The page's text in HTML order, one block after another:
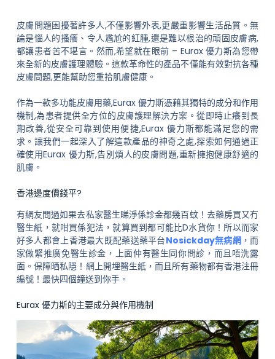
皮膚問題困擾著許多人,不僅影響外表,更嚴重影響生活品質。無
論是惱人的搔癢、令人尷尬的紅腫,還是難以根治的頑固皮膚病,
都讓患者苦不堪言。然而,希望就在眼前 – Eurax 優力斯為您帶
來全新的皮膚護理體驗。這款革命性的產品不僅能有效對抗各種
皮膚問題,更能幫助您重拾肌膚健康。
作為一款多功能皮膚用藥,Eurax 優力斯憑藉其獨特的成分和作用
機制,為患者提供全方位的皮膚護理解決方案。從即時止癢到長
期改善,從安全可靠到使用便捷,Eurax 優力斯都能滿足您的需
求。讓我們一起深入了解這款產品的神奇之處,探索如何通過正
確使用Eurax 優力斯,告別煩人的皮膚問題,重新擁抱健康舒適的
肌膚。
香港邊度價錢平?
有網友問過如果去私家醫生睇淨係診金都幾百蚊！去藥房買又冇
醫生紙，就咁買係犯法，就算買到都可能比D水貨你！所以而家
好多人都會上香港最大既配藥送藥平台Nosickday無病網，而
家做緊推廣免醫生診金，上面仲有醫生同你問診，而且唔洗露
面。保障晒私隱！網上開埋醫生紙，而且所有藥物都有香港注冊
編號！最快四個鐘送到你手。
Eurax 優力斯的主要成分與作用機制